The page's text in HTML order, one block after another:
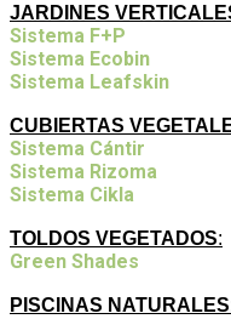
JARDINES
Sistema F+P
Sistema Ecobin
Sistema Leafskin
CUBIERTAS
Sistema Cántir
Sistema Rizoma
Sistema Cikla
TOLDOS VEGETADOS:
Green Shades
PISCINAS NATURALES